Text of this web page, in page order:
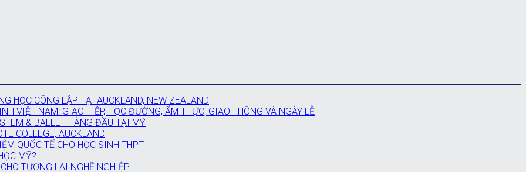
HỌC CÔNG LẬP TẠI AUCKLAND, NEW ZEALAND
VIỆT NAM: GIAO TIẾP, HỌC ĐƯỜNG, ẨM THỰC, GIAO THÔNG VÀ NGÀY LỄ
& BALLET HÀNG ĐẦU TẠI MỸ
COLLEGE, AUCKLAND
QUỐC TẾ CHO HỌC SINH THPT
MỸ?
TƯƠNG LAI NGHỀ NGHIỆP